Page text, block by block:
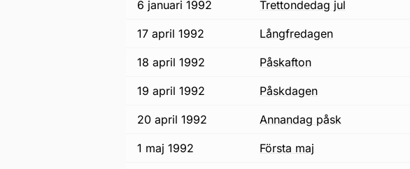
6 januari 1992 trettondedag jul
17 april 1992 långfredagen
18 april 1992 påskafton
19 april 1992 påskdagen
20 april 1992 annandag påsk
1 maj 1992 första maj